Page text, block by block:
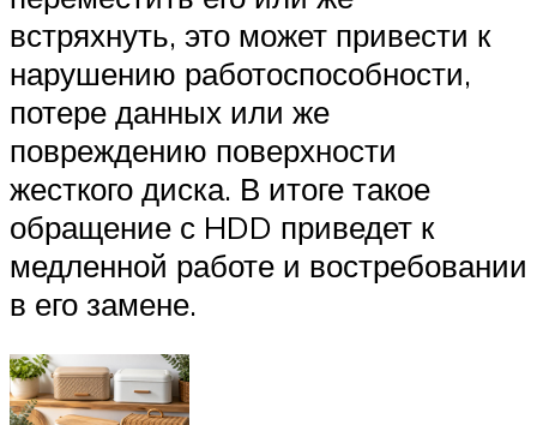
встряхнуть, это может привести к
нарушению работоспособности,
потере данных или же
повреждению поверхности
жесткого диска. В итоге такое
обращение с HDD приведет к
медленной работе и востребовании
в его замене.